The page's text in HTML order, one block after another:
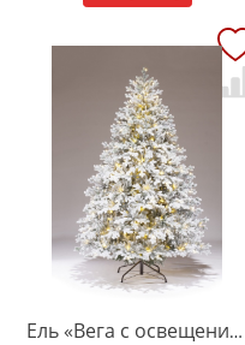
Ель «Вега с освещением заснеженная» напольная